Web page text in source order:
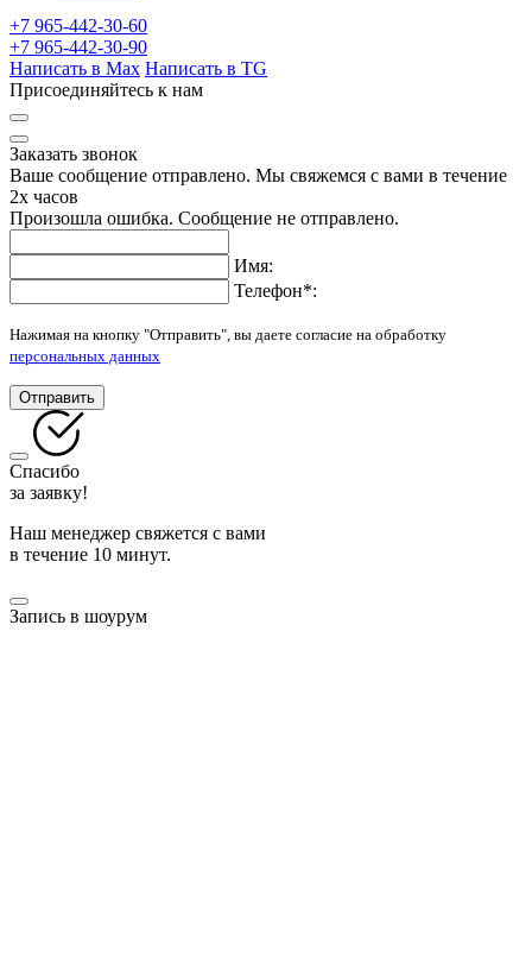
+7 965-442-30-60
+7 965-442-30-90
Написать в Max Написать в TG
Присоединяйтесь к нам
Заказать звонок
Ваше сообщение отправлено. Мы свяжемся с вами в течение
2х часов
Произошла ошибка. Сообщение не отправлено.
Имя:
Телефон*:
Нажимая на кнопку "Отправить", вы даете согласие на обработку
персональных данных
Отправить
Спасибо
за заявку!
Наш менеджер свяжется с вами
в течение 10 минут.
Запись в шоурум